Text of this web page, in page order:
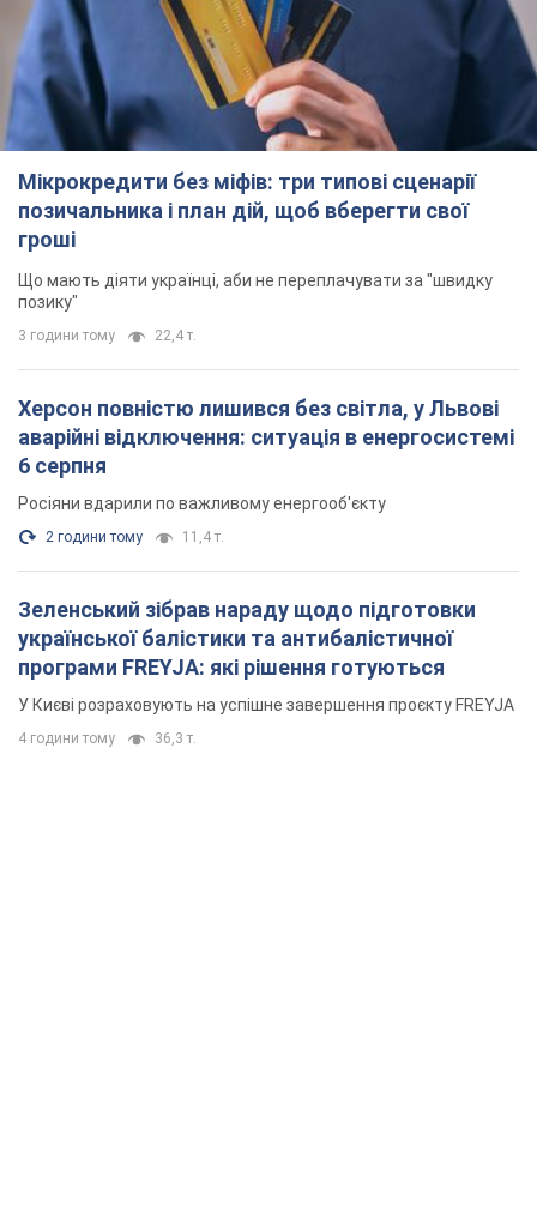
Мікрокредити без міфів: три типові сценарії
позичальника і план дій, щоб вберегти свої
гроші
Що мають діяти українці, аби не переплачувати за "швидку
позику"
3 години тому 22,4 т.
Херсон повністю лишився без світла, у Львові
аварійні відключення: ситуація в енергосистемі
6 серпня
Росіяни вдарили по важливому енергооб'єкту
2 години тому 11,4 т.
Зеленський зібрав нараду щодо підготовки
української балістики та антибалістичної
програми FREYJA: які рішення готуються
У Києві розраховують на успішне завершення проєкту FREYJA
4 години тому 36,3 т.